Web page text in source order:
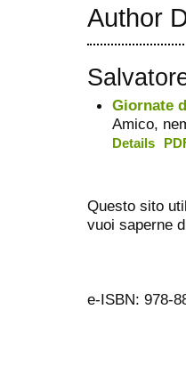
Author
Giornate
Amico,
Details
Questo sito
vuoi saperne
e-ISBN: 978-